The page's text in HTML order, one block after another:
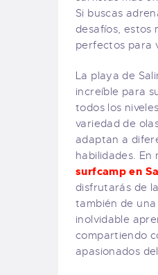
Si buscas
desafíos, estos
perfectos para
La playa de
increíble para
todos los
variedad de
adaptan a
habilidades. En
surfcamp en
disfrutarás de
también de
inolvidable
compartiendo
apasionados